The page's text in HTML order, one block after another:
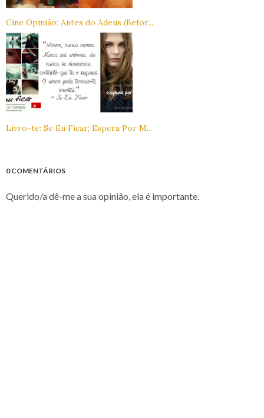
Cine Opinião: Antes do Adeus (Befor...
Livro-te: Se Eu Ficar; Espera Por M...
0 COMENTÁRIOS
Querido/a dê-me a sua opinião, ela é importante.